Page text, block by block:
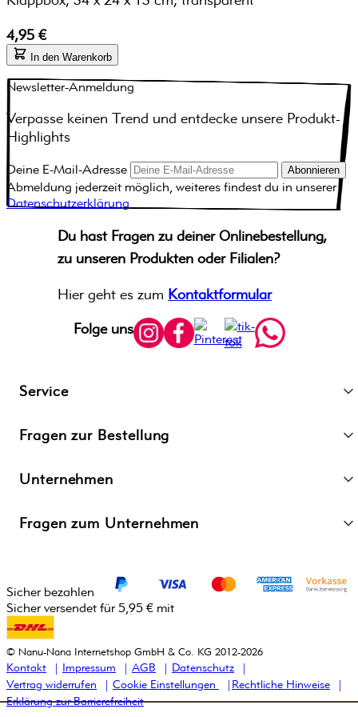
4,95 €
In den Warenkorb
Newsletter-Anmeldung
Verpasse keinen Trend und entdecke unsere Produkt-
Highlights
Deine E-Mail-Adresse Abonnieren
Abmeldung jederzeit möglich, weiteres findest du in unserer
Datenschutzerklärung
Du hast Fragen zu deiner Onlinebestellung,
zu unseren Produkten oder Filialen?
Hier geht es zum Kontaktformular
Folge uns
Service
Fragen zur Bestellung
Unternehmen
Fragen zum Unternehmen
Sicher bezahlen
Sicher versendet für 5,95 € mit
© Nanu-Nana Internetshop GmbH & Co. KG 2012-2026
Kontakt Impressum AGB
Datenschutz
Vertrag widerrufen
Cookie Einstellungen
Rechtliche Hinweise
Erklärung zur Barrierefreiheit